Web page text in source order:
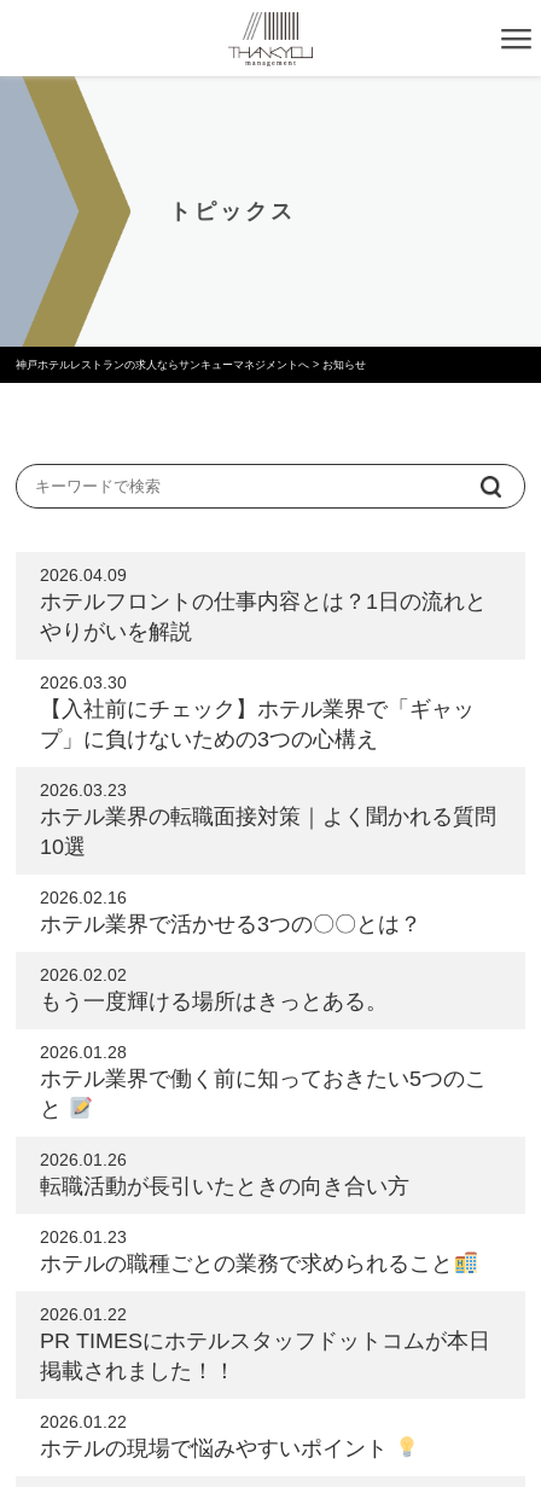
トピックス
神戸ホテルレストランの求人ならサンキューマネジメントへ > お知らせ
2026.04.09
ホテルフロントの仕事内容とは？1日の流れと
やりがいを解説
2026.03.30
【入社前にチェック】ホテル業界で「ギャッ
プ」に負けないための3つの心構え
2026.03.23
ホテル業界の転職面接対策｜よく聞かれる質問
10選
2026.02.16
ホテル業界で活かせる3つの〇〇とは？
2026.02.02
もう一度輝ける場所はきっとある。
2026.01.28
ホテル業界で働く前に知っておきたい5つのこ
と
2026.01.26
転職活動が長引いたときの向き合い方
2026.01.23
ホテルの職種ごとの業務で求められること
2026.01.22
PR TIMESにホテルスタッフドットコムが本日
掲載されました！！
2026.01.22
ホテルの現場で悩みやすいポイント